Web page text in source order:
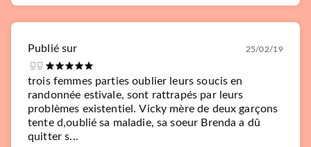
Publié sur 25/02/19
trois femmes parties oublier leurs soucis en
randonnée estivale, sont rattrapés par leurs
problèmes existentiel. Vicky mère de deux garçons
tente d,oublié sa maladie, sa soeur Brenda a dû
quitter s...